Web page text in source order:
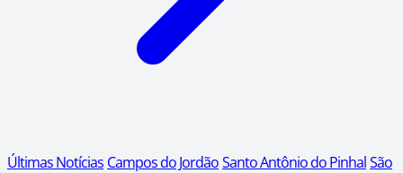
Últimas Notícias Campos do JordãoSanto Antônio do PinhalSão